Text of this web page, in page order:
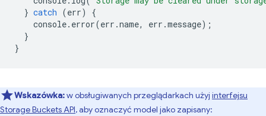
} catch (err)
{
console. error(err .name, err .message);
}
}
Wskazówka:w obsługiwanych przeglądarkach użyj interfejsu
Storage Buckets API, aby oznaczyć model jako zapisany: